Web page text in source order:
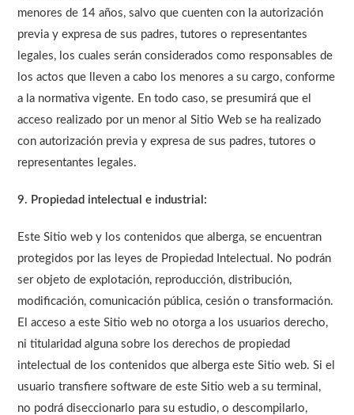
menores de 14 años, salvo que cuenten con la autorización
previa y expresa de sus padres, tutores o representantes
legales, los cuales serán considerados como responsables de
los actos que lleven a cabo los menores a su cargo, conforme
a la normativa vigente. En todo caso, se presumirá que el
acceso realizado por un menor al Sitio Web se ha realizado
con autorización previa y expresa de sus padres, tutores o
representantes legales.
9. Propiedad intelectual e industrial:
Este Sitio web y los contenidos que alberga, se encuentran
protegidos por las leyes de Propiedad Intelectual. No podrán
ser objeto de explotación, reproducción, distribución,
modificación, comunicación pública, cesión o transformación.
El acceso a este Sitio web no otorga a los usuarios derecho,
ni titularidad alguna sobre los derechos de propiedad
intelectual de los contenidos que alberga este Sitio web. Si el
usuario transfiere software de este Sitio web a su terminal,
no podrá diseccionarlo para su estudio, o descompilarlo,